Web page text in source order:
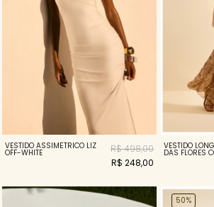
VESTIDO ASSIMÉTRICO LIZ
OFF-WHITE
R$ 498,00
R$ 248,00
VESTIDO
DAS FLORES
50%